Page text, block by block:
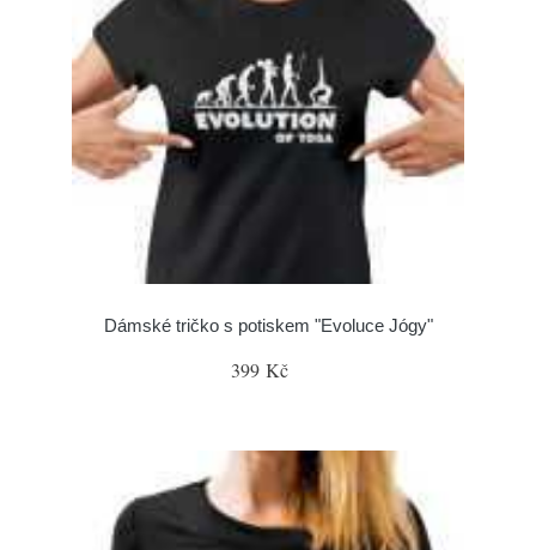
Dámské tričko s potiskem "Evoluce Jógy"
399 Kč